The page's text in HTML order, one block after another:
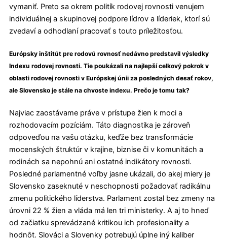
vymaniť. Preto sa okrem politík rodovej rovnosti venujem
individuálnej a skupinovej podpore lídrov a líderiek, ktorí sú
zvedaví a odhodlaní pracovať s touto príležitosťou.
Európsky inštitút pre rodovú rovnosť nedávno predstavil výsledky
Indexu rodovej rovnosti. Tie poukázali na najlepší celkový pokrok v
oblasti rodovej rovnosti v Európskej únii za posledných desať rokov,
ale Slovensko je stále na chvoste indexu. Prečo je tomu tak?
Najviac zaostávame práve v prístupe žien k moci a
rozhodovacím pozíciám. Táto diagnostika je zároveň
odpoveďou na vašu otázku, keďže bez transformácie
mocenských štruktúr v krajine, biznise či v komunitách a
rodinách sa nepohnú ani ostatné indikátory rovnosti.
Posledné parlamentné voľby jasne ukázali, do akej miery je
Slovensko zaseknuté v neschopnosti požadovať radikálnu
zmenu politického líderstva. Parlament zostal bez zmeny na
úrovni 22 % žien a vláda má len tri ministerky. A aj to hneď
od začiatku sprevádzané kritikou ich profesionality a
hodnôt. Slováci a Slovenky potrebujú úplne iný kaliber